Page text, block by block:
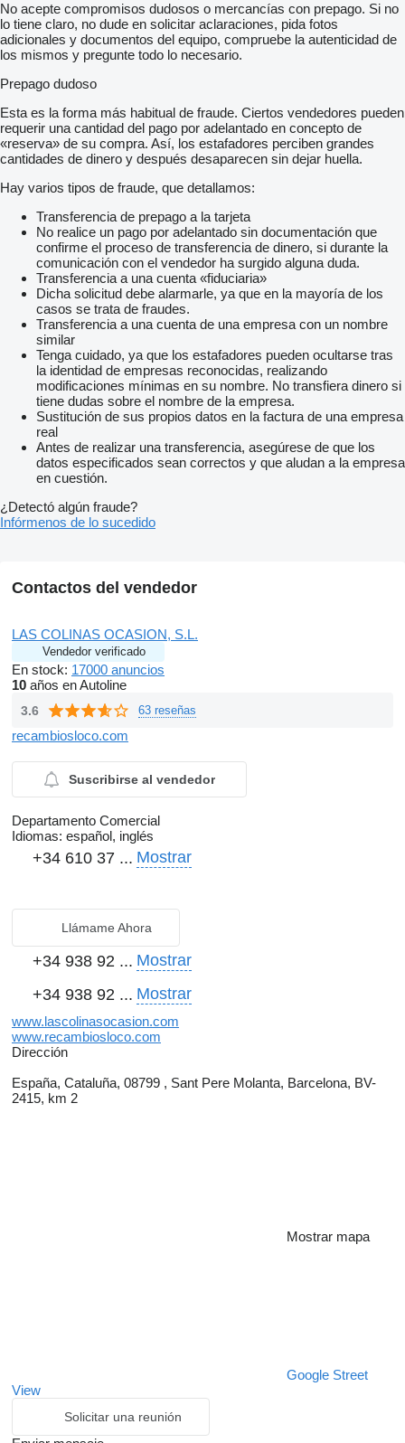
No acepte compromisos dudosos o mercancías con prepago. Si no
lo tiene claro, no dude en solicitar aclaraciones, pida fotos
adicionales y documentos del equipo, compruebe la autenticidad de
los mismos y pregunte todo lo necesario.
Prepago dudoso
Esta es la forma más habitual de fraude. Ciertos vendedores pueden
requerir una cantidad del pago por adelantado en concepto de
«reserva» de su compra. Así, los estafadores perciben grandes
cantidades de dinero y después desaparecen sin dejar huella.
Hay varios tipos de fraude, que detallamos:
Transferencia de prepago a la tarjeta
No realice un pago por adelantado sin documentación que
confirme el proceso de transferencia de dinero, si durante la
comunicación con el vendedor ha surgido alguna duda.
Transferencia a una cuenta «fiduciaria»
Dicha solicitud debe alarmarle, ya que en la mayoría de los
casos se trata de fraudes.
Transferencia a una cuenta de una empresa con un nombre
similar
Tenga cuidado, ya que los estafadores pueden ocultarse tras
la identidad de empresas reconocidas, realizando
modificaciones mínimas en su nombre. No transfiera dinero si
tiene dudas sobre el nombre de la empresa.
Sustitución de sus propios datos en la factura de una empresa
real
Antes de realizar una transferencia, asegúrese de que los
datos especificados sean correctos y que aludan a la empresa
en cuestión.
¿Detectó algún fraude?
Infórmenos de lo sucedido
Contactos del vendedor
LAS COLINAS OCASION, S.L.
Vendedor verificado
En stock: 17000 anuncios
10 años en Autoline
3.6 63 reseñas
recambiosloco.com
Suscribirse al vendedor
Departamento Comercial
Idiomas: español, inglés
+34 610 37 ... Mostrar
Llámame Ahora
+34 938 92 ... Mostrar
+34 938 92 ... Mostrar
www.lascolinasocasion.com
www.recambiosloco.com
Dirección
España, Cataluña, 08799 , Sant Pere Molanta, Barcelona, BV-
2415, km 2
Mostrar mapa
Google Street
View
Solicitar una reunión